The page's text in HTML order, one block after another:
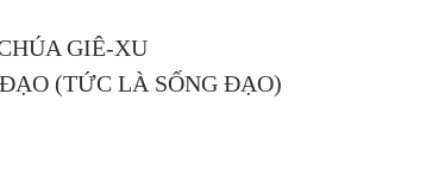
GIÊ-XU
(TỨC LÀ SỐNG ĐẠO)